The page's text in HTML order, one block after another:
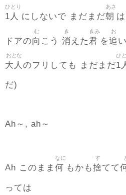
1人
ひとり
にしないで まだまだ朝
あさ
ドアの向
む
こう 消
き
えた君
きみ
を追
お
大人
おとな
のフリしても まだまだ1
ひ
だ)
Ah～, ah～
Ah このまま 何
なに
もかも捨
す
てて
っては